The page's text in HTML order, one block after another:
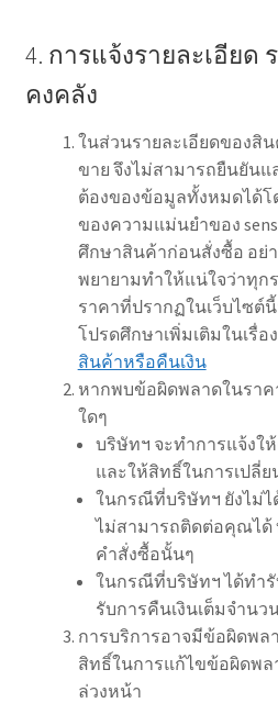
4. การแจ้งรายละเอียด
คงคลัง
ในส่วนรายละเอียดของสิ
ขาย จึงไม่สามารถยืนยัน
ต้องของข้อมูลทั้งหมดได้โ
ของความแม่นยำของ
ศึกษาสินค้าก่อนสั่งซื้อ อย่
พยายามทำให้แน่ใจว่าทุก
ราคาที่ปรากฏในเว็บไซ
โปรดศึกษาเพิ่มเติมในเรื่อง
สินค้าหรือคืนเงิน
หากพบข้อผิดพลาดในรา
ใดๆ
บริษัทฯ จะทำการแจ้งใ
และให้สิทธิ์ในการเปลี่
ในกรณีที่บริษัทฯ ยังไม่ไ
ไม่สามารถติดต่อคุณได้
คำสั่งซื้อนั้นๆ
ในกรณีที่บริษัทฯ ได้ทำ
รับการคืนเงินเต็มจำนว
การบริการอาจมีข้อผิดพล
สิทธิ์ในการแก้ไขข้อผิดพล
ล่วงหน้า